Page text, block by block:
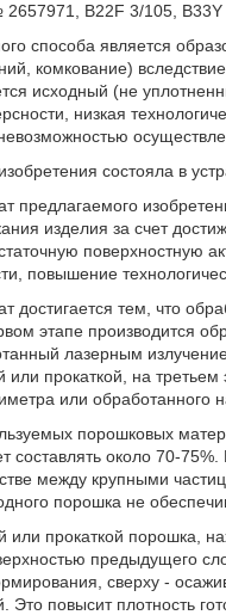
B22F 3/105, B33Y
способа является
комкование)
исходный (не
низкая
состояла в
предлагаемого
изделия за счет
поверхностную
повышение
достигается тем, что
этапе производится
лазерным
прокаткой, на
или обработанного
порошковых
составлять около 70-
между крупными
порошка не
прокаткой порошка,
предыдущего
сверху -
Это повысит плотность